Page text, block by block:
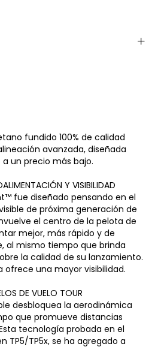
fundido 100% de calidad
avanzada, diseñada
un precio más bajo.
Y VISIBILIDAD
fue diseñado pensando en el
de próxima generación de
el centro de la pelota de
mejor, más rápido y de
al mismo tiempo que brinda
la calidad de su lanzamiento.
ofrece una mayor visibilidad.
DE VUELO TOUR
desbloquea la aerodinámica
que promueve distancias
tecnología probada en el
TP5/TP5x, se ha agregado a